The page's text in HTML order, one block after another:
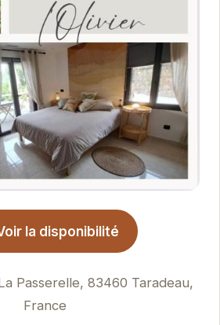
la disponibilité
Passerelle, 83460 Taradeau,
France